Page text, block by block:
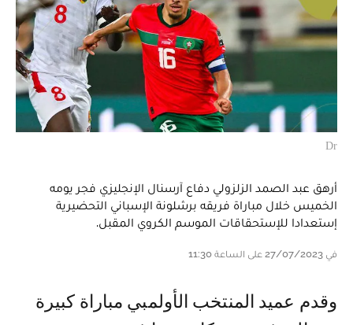
Dr
أرهق عبد الصمد الزلزولي دفاع آرسنال الإنجليزي فجر يومه
الخميس خلال مباراة فريقه برشلونة الإسباني التحضيرية
إستعدادا للإستحقاقات الموسم الكروي المقبل.
في 27/07/2023 على الساعة 11:30
و قدم عميد المنتخب الأولمبي مباراة كبيرة